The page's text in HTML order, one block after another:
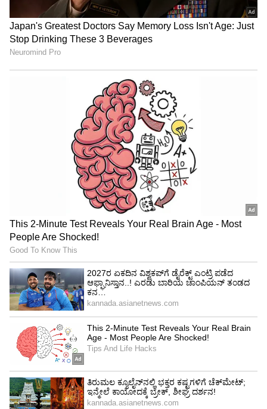
ಮೀನ ರಾಶಿಯವರು ಗಮನವನ್ನು ಸೆಳೆಯುವ ಕಲೆ
ಗೊತ್ತಿಲ್ಲದವರು. ಅವರ ಪರಹಿತಚಿಂತನೆಗೆ ಯಾವುದೇ
ಮಿತಿಯಿಲ್ಲ. ಅವರು ತಮ್ಮ ಸಮಯ, ವೈಯಕ್ತಿಕ
ಸಂಪನ್ಮೂಲಗಳು ಮತ್ತು ಶಕ್ತಿಯನ್ನು ಮತ್ತೊಬ್ಬರ ಒಳಿತಿಗಾಗಿ
ವ್ಯಯಿಸುತ್ತಾರೆ. ಆದರೆ, ಜನರು ಅವರನ್ನು ಟೇಕನ್ ಫಾರ್
ಗ್ರ್ಯಾಂಟೆಡ್ ಆಗಿ ತೆಗೆದುಕೊಳ್ಳುವುದೇ ಹೆಚ್ಚು.
5
8